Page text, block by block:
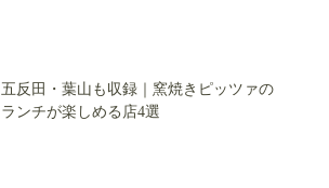
五反田・葉山も収録｜窯焼きピッツァの
ランチが楽しめる店4選